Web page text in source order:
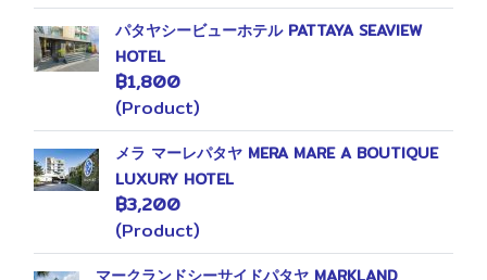
パタヤシービューホテル PATTAYA SEAVIEW
HOTEL
฿1,800
(Product)
メラ マーレパタヤ MERA MARE A BOUTIQUE
LUXURY HOTEL
฿3,200
(Product)